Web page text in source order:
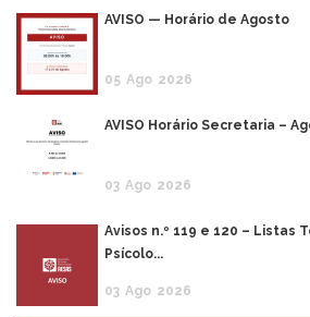
AVISO — Horário de Agosto
05 Ago 2026
AVISO Horário Secretaria –
03 Ago 2026
Avisos n.º 119 e 120 – Listas
Psícolo...
03 Ago 2026